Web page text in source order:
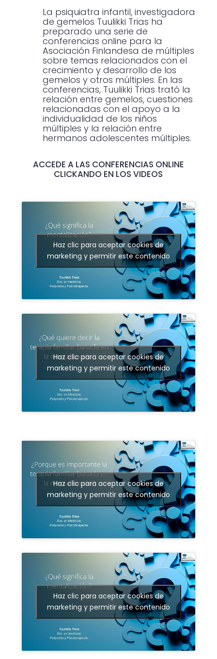
La psiquiatra infantil, investigadora
de gemelos Tuulikki Trias ha
preparado una serie de
conferencias online para la
Asociación Finlandesa de múltiples
sobre temas relacionados con el
crecimiento y desarrollo de los
gemelos y otros múltiples. En las
conferencias, Tuulikki Trias trató la
relación entre gemelos, cuestiones
relacionadas con el apoyo a la
individualidad de los niños
múltiples y la relación entre
hermanos adolescentes múltiples.
ACCEDE A LAS CONFERENCIAS ONLINE
CLICKANDO EN LOS VIDEOS
Haz clic para aceptar cookies de
marketing y permitir este contenido
Haz clic para aceptar cookies de
marketing y permitir este contenido
Haz clic para aceptar cookies de
marketing y permitir este contenido
Haz clic para aceptar cookies de
marketing y permitir este contenido